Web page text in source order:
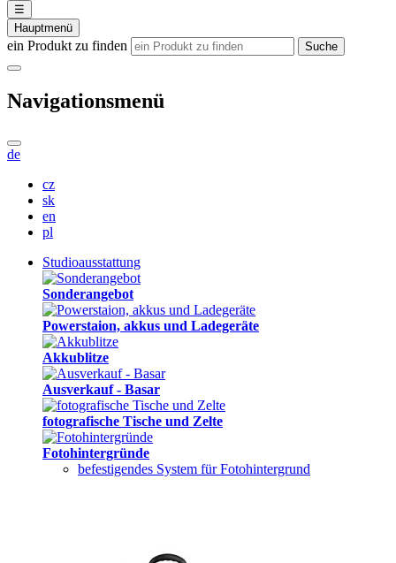
☰
Hauptmenü
ein Produkt zu finden Suche
Navigationsmenü
de
cz
sk
en
pl
Studioausstattung
Sonderangebot
Powerstaion, akkus und Ladegeräte
Akkublitze
Ausverkauf - Basar
fotografische Tische und Zelte
Fotohintergründe
befestigendes System für Fotohintergrund